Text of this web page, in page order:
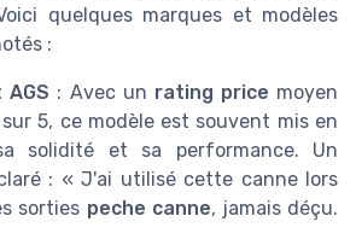
quelques marques et modèles
:
: Avec un rating price moyen
5, ce modèle est souvent mis en
solidité et sa performance. Un
: « J'ai utilisé cette canne lors
sorties peche canne, jamais déçu.